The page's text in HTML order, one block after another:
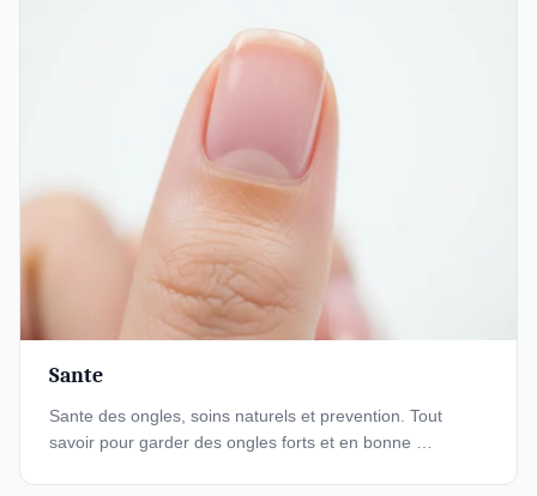
Sante
Sante des ongles, soins naturels et prevention. Tout
savoir pour garder des ongles forts et en bonne …